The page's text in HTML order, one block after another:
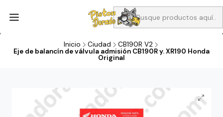
Aprovecha Compra 1 Aceites Full sintético o 1 Aceite semi
sintetico y el filtro de aire verde para la CB190R o CBF160M a 13
Inicio Ciudad
CB190R V2
Eje de balancín de válvula admisión CB190R y. XR190 Honda
Original